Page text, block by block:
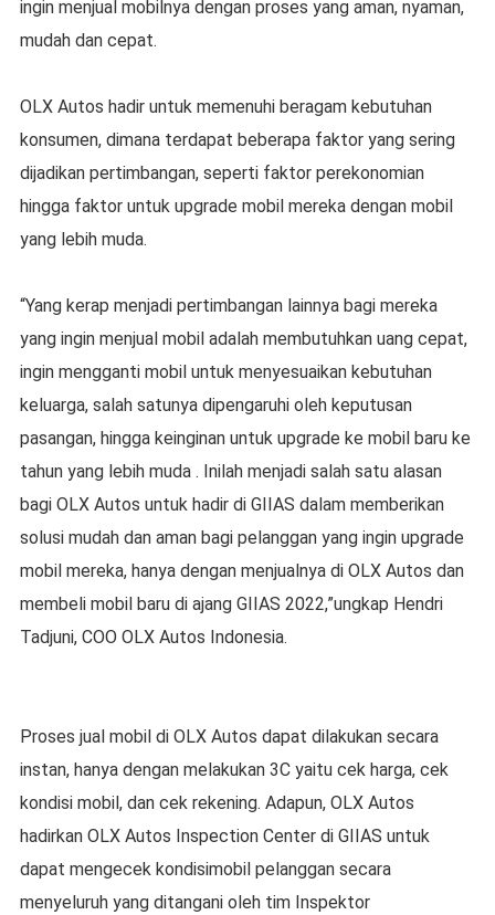
ingin menjual mobilnya dengan proses yang aman, nyaman,
mudah dan cepat.
OLX Autos hadir untuk memenuhi beragam kebutuhan
konsumen, dimana terdapat beberapa faktor yang sering
dijadikan pertimbangan, seperti faktor perekonomian
hingga faktor untuk upgrade mobil mereka dengan mobil
yang lebih muda.
“Yang kerap menjadi pertimbangan lainnya bagi mereka
yang ingin menjual mobil adalah membutuhkan uang cepat,
ingin mengganti mobil untuk menyesuaikan kebutuhan
keluarga, salah satunya dipengaruhi oleh keputusan
pasangan, hingga keinginan untuk upgrade ke mobil baru ke
tahun yang lebih muda . Inilah menjadi salah satu alasan
bagi OLX Autos untuk hadir di GIIAS dalam memberikan
solusi mudah dan aman bagi pelanggan yang ingin upgrade
mobil mereka, hanya dengan menjualnya di OLX Autos dan
membeli mobil baru di ajang GIIAS 2022,”ungkap Hendri
Tadjuni, COO OLX Autos Indonesia.
Proses jual mobil di OLX Autos dapat dilakukan secara
instan, hanya dengan melakukan 3C yaitu cek harga, cek
kondisi mobil, dan cek rekening. Adapun, OLX Autos
hadirkan OLX Autos Inspection Center di GIIAS untuk
dapat mengecek kondisimobil pelanggan secara
menyeluruh yang ditangani oleh tim Inspektor